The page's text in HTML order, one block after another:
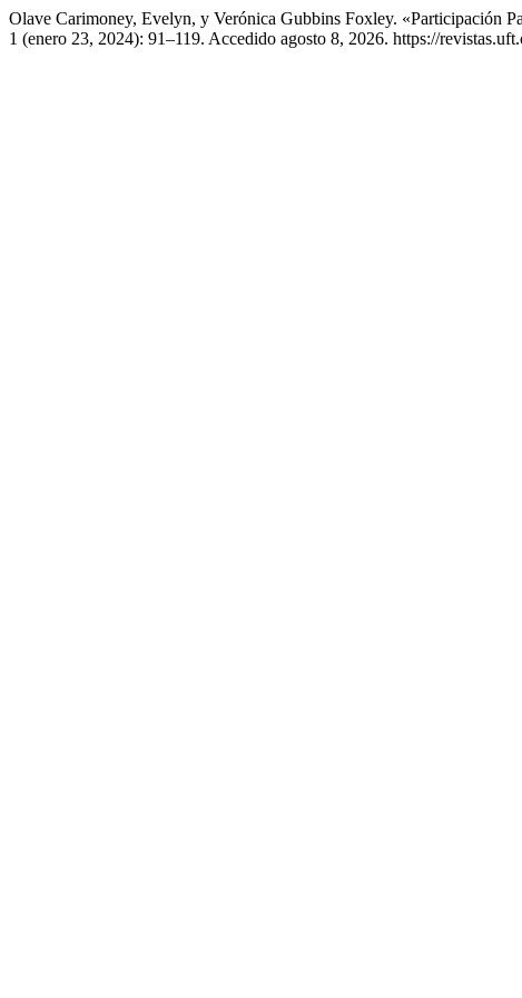
Olave Carimoney, Evelyn, y Verónica Gubbins Foxley. «Participación
1 (enero 23, 2024): 91–119. Accedido agosto 8, 2026. https://